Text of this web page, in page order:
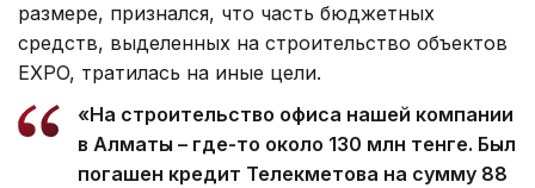
размере, признался, что часть бюджетных
средств, выделенных на строительство объектов
EXPO, тратилась на иные цели.
«На строительство офиса нашей компании
в Алматы – где-то около 130 млн тенге. Был
погашен кредит Телекметова на сумму 88